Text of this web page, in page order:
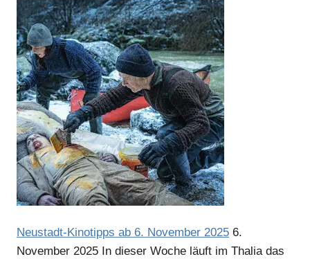
Anzeige
Anzeige
Neustadt-Kinotipps ab 6. November 2025 6.
November 2025 In dieser Woche läuft im Thalia das